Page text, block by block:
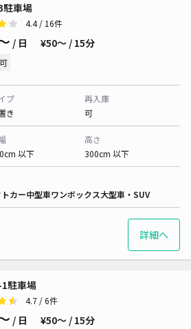
駐車場
4.4/ 16件
/ 日 ¥50〜 / 15分
プ
き
再入庫
可
以下
高さ
300cm 以下
カー中型車ワンボックス大型車・SUV
詳細へ
駐車場
4.7 / 6件
/ 日 ¥50〜 / 15分